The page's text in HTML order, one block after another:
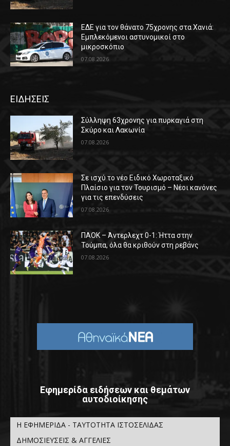
ΕΔΕ για τον θάνατο 75χρονης στα Χανιά:
Εμπλεκόμενοι αστυνομικοί στο
μικροσκόπιο
07.08.2026
ΕΙΔΗΣΕΙΣ
Σύλληψη 63χρονης για πυρκαγιά στη
Σκύρο και Λακωνία
07.08.2026
Σε ισχύ το νέο Ειδικό Χωροταξικό
Πλαίσιο για τον Τουρισμό – Νέοι κανόνες
για τις επενδύσεις
07.08.2026
ΠΑΟΚ – Άντερλεχτ 0-1: Ήττα στην
Τούμπα, όλα θα κριθούν στη ρεβάνς
07.08.2026
Εφημερίδα ειδήσεων και θεμάτων
αυτοδιοίκησης
Η ΕΦΗΜΕΡΙΔΑ - ΤΑΥΤΟΤΗΤΑ ΙΣΤΟΣΕΛΙΔΑΣ
ΔΗΜΟΣΙΕΥΣΕΙΣ & ΑΓΓΕΛΙΕΣ